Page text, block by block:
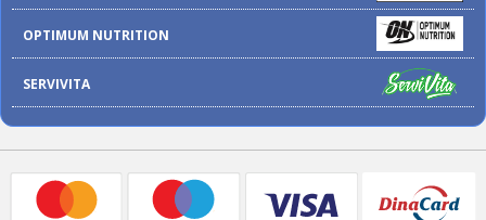
OPTIMUM NUTRITION
SERVIVITA